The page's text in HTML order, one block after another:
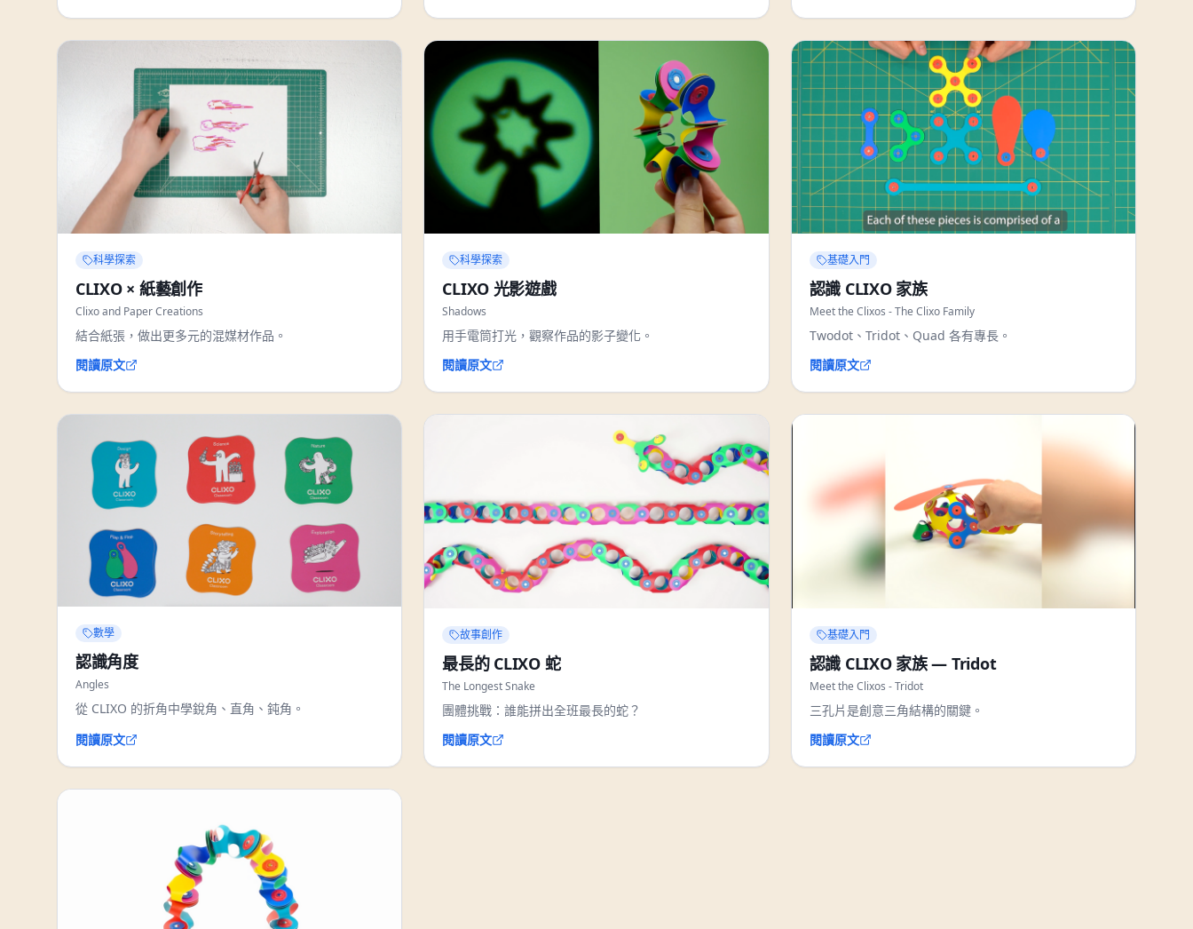
科學探索
CLIXO × 紙藝創作
Clixo and Paper Creations
結合紙張，做出更多元的混媒材作品。
閱讀原文
科學探索
CLIXO 光影遊戲
Shadows
用手電筒打光，觀察作品的影子變化。
閱讀原文
基礎入門
認識 CLIXO 家族
Meet the Clixos - The Clixo Family
Twodot、Tridot、Quad 各有專長。
閱讀原文
數學
認識角度
Angles
從 CLIXO 的折角中學銳角、直角、鈍角。
閱讀原文
故事創作
最長的 CLIXO 蛇
The Longest Snake
團體挑戰：誰能拼出全班最長的蛇？
閱讀原文
基礎入門
認識 CLIXO 家族 — Tridot
Meet the Clixos - Tridot
三孔片是創意三角結構的關鍵。
閱讀原文